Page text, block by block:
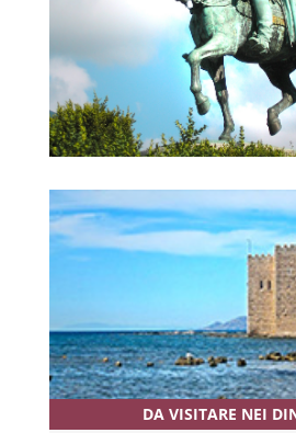
DA VISITARE NEI